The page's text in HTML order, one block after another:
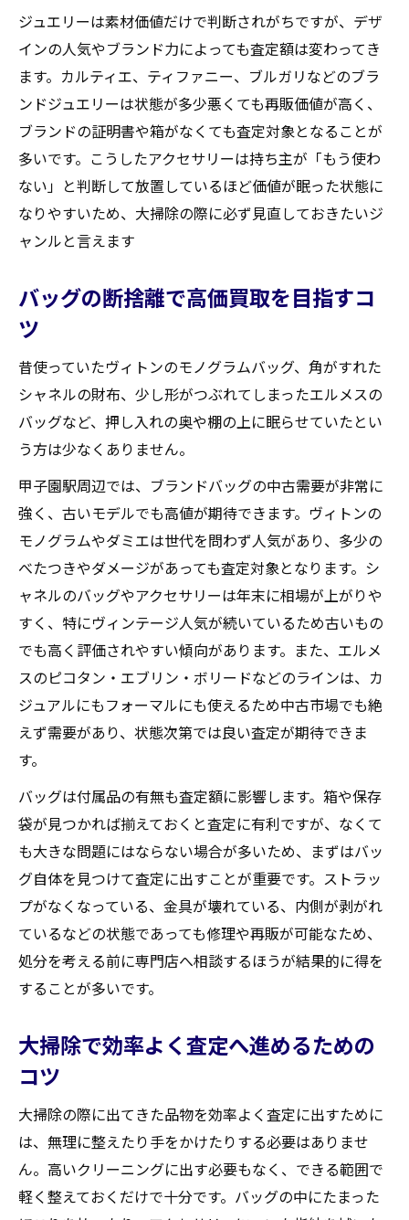
ジュエリーは素材価値だけで判断されがちですが、デザ
インの人気やブランド力によっても査定額は変わってき
ます。カルティエ、ティファニー、ブルガリなどのブラ
ンドジュエリーは状態が多少悪くても再販価値が高く、
ブランドの証明書や箱がなくても査定対象となることが
多いです。こうしたアクセサリーは持ち主が「もう使わ
ない」と判断して放置しているほど価値が眠った状態に
なりやすいため、大掃除の際に必ず見直しておきたいジ
ャンルと言えます
バッグの断捨離で高価買取を目指すコ
ツ
昔使っていたヴィトンのモノグラムバッグ、角がすれた
シャネルの財布、少し形がつぶれてしまったエルメスの
バッグなど、押し入れの奥や棚の上に眠らせていたとい
う方は少なくありません。
甲子園駅周辺では、ブランドバッグの中古需要が非常に
強く、古いモデルでも高値が期待できます。ヴィトンの
モノグラムやダミエは世代を問わず人気があり、多少の
べたつきやダメージがあっても査定対象となります。シ
ャネルのバッグやアクセサリーは年末に相場が上がりや
すく、特にヴィンテージ人気が続いているため古いもの
でも高く評価されやすい傾向があります。また、エルメ
スのピコタン・エブリン・ボリードなどのラインは、カ
ジュアルにもフォーマルにも使えるため中古市場でも絶
えず需要があり、状態次第では良い査定が期待できま
す。
バッグは付属品の有無も査定額に影響します。箱や保存
袋が見つかれば揃えておくと査定に有利ですが、なくて
も大きな問題にはならない場合が多いため、まずはバッ
グ自体を見つけて査定に出すことが重要です。ストラッ
プがなくなっている、金具が壊れている、内側が剥がれ
ているなどの状態であっても修理や再販が可能なため、
処分を考える前に専門店へ相談するほうが結果的に得を
することが多いです。
大掃除で効率よく査定へ進めるための
コツ
大掃除の際に出てきた品物を効率よく査定に出すために
は、無理に整えたり手をかけたりする必要はありませ
ん。高いクリーニングに出す必要もなく、できる範囲で
軽く整えておくだけで十分です。バッグの中にたまった